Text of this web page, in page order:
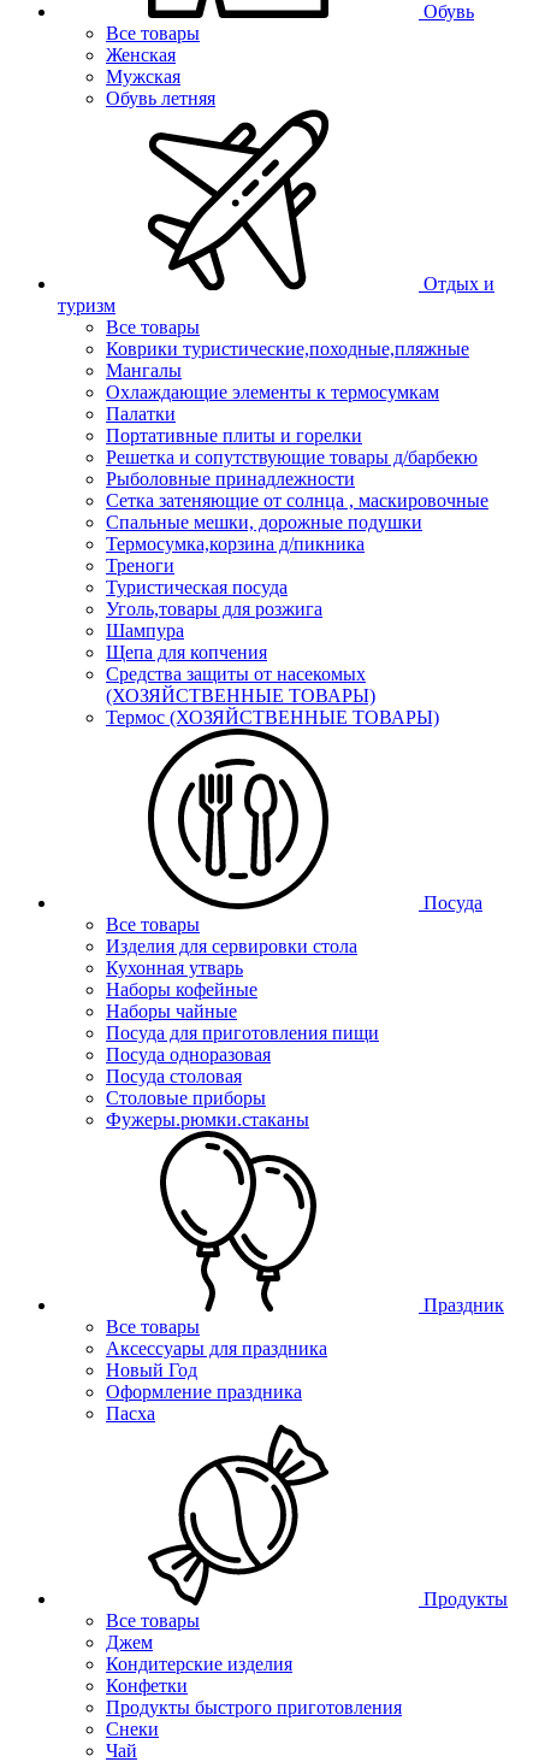
Обувь
Все товары
Женская
Мужская
Обувь летняя
Отдых и
туризм
Все товары
Коврики туристические,походные,пляжные
Мангалы
Охлаждающие элементы к термосумкам
Палатки
Портативные плиты и горелки
Решетка и сопутствующие товары д/барбекю
Рыболовные принадлежности
Сетка затеняющие от солнца , маскировочные
Спальные мешки, дорожные подушки
Термосумка,корзина д/пикника
Треноги
Туристическая посуда
Уголь,товары для розжига
Шампура
Щепа для копчения
Средства защиты от насекомых
(ХОЗЯЙСТВЕННЫЕ ТОВАРЫ)
Термос (ХОЗЯЙСТВЕННЫЕ ТОВАРЫ)
Посуда
Все товары
Изделия для сервировки стола
Кухонная утварь
Наборы кофейные
Наборы чайные
Посуда для приготовления пищи
Посуда одноразовая
Посуда столовая
Столовые приборы
Фужеры.рюмки.стаканы
Праздник
Все товары
Аксессуары для праздника
Новый Год
Оформление праздника
Пасха
Продукты
Все товары
Джем
Кондитерские изделия
Конфетки
Продукты быстрого приготовления
Снеки
Чай